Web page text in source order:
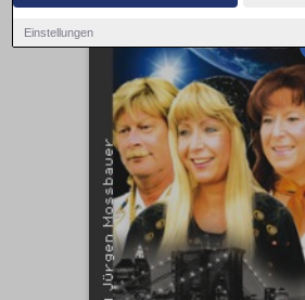
Einstellungen